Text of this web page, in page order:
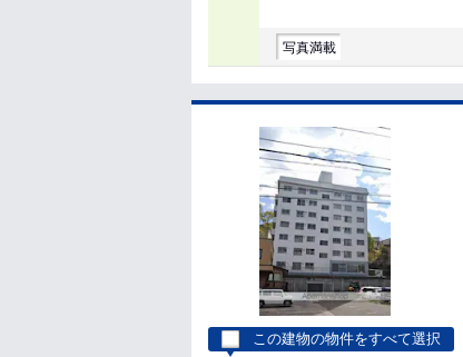
写真満載
この建物の物件をすべて選択